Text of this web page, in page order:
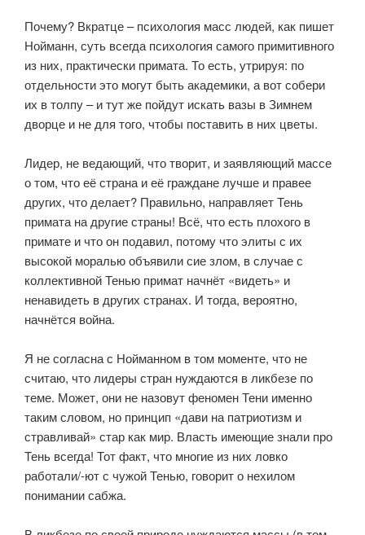
Почему? Вкратце – психология масс людей, как пишет
Нойманн, суть всегда психология самого примитивного
из них, практически примата. То есть, утрируя: по
отдельности это могут быть академики, а вот собери
их в толпу – и тут же пойдут искать вазы в Зимнем
дворце и не для того, чтобы поставить в них цветы.
Лидер, не ведающий, что творит, и заявляющий массе
о том, что её страна и её граждане лучше и правее
других, что делает? Правильно, направляет Тень
примата на другие страны! Всё, что есть плохого в
примате и что он подавил, потому что элиты с их
высокой моралью объявили сие злом, в случае с
коллективной Тенью примат начнёт «видеть» и
ненавидеть в других странах. И тогда, вероятно,
начнётся война.
Я не согласна с Нойманном в том моменте, что не
считаю, что лидеры стран нуждаются в ликбезе по
теме. Может, они не назовут феномен Тени именно
таким словом, но принцип «дави на патриотизм и
стравливай» стар как мир. Власть имеющие знали про
Тень всегда! Тот факт, что многие из них ловко
работали/-ют с чужой Тенью, говорит о нехилом
понимании сабжа.